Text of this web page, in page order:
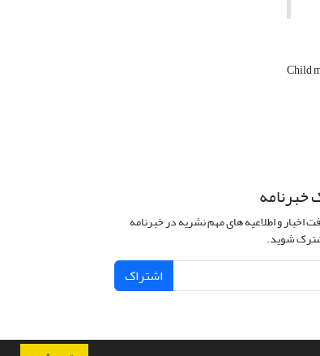
Child
خبرنامه
اخبار و اطلاعیه های مهم نشریه در خبرنامه
شوید.
اشتراک